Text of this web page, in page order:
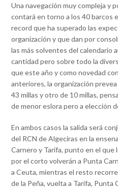
Una navegación muy compleja y
contará en torno a los 40 barcos
record que ha superado las
organización y que dan por
las más solventes del calendario
cantidad pero sobre todo la
que este año y como novedad
anteriores, la organización
43 millas y otro de 10 millas,
de menor eslora pero a elección
En ambos casos la salida será
del RCN de Algeciras en la
Carnero y Tarifa, punto en el que
por el corto volverán a Punta
a Ceuta, mientras el resto
de la Peña, vuelta a Tarifa, Punta